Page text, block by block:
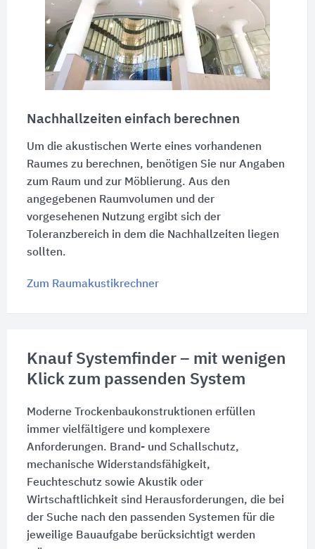
Nachhallzeiten einfach berechnen
Um die akustischen Werte eines vorhandenen
Raumes zu berechnen, benötigen Sie nur Angaben
zum Raum und zur Möblierung. Aus den
angegebenen Raumvolumen und der
vorgesehenen Nutzung ergibt sich der
Toleranzbereich in dem die Nachhallzeiten liegen
sollten.
Zum Raumakustikrechner
Knauf Systemfinder – mit wenigen
Klick zum passenden System
Moderne Trockenbaukonstruktionen erfüllen
immer vielfältigere und komplexere
Anforderungen. Brand- und Schallschutz,
mechanische Widerstandsfähigkeit,
Feuchteschutz sowie Akustik oder
Wirtschaftlichkeit sind Herausforderungen, die bei
der Suche nach den passenden Systemen für die
jeweilige Bauaufgabe berücksichtigt werden